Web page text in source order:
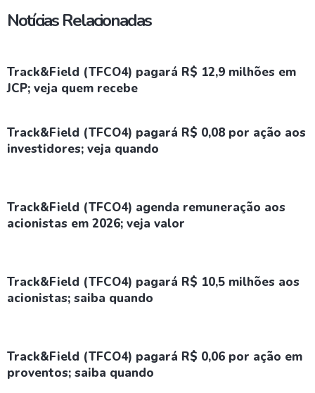
Notícias Relacionadas
Track&Field (TFCO4) pagará R$ 12,9 milhões em
JCP; veja quem recebe
Track&Field (TFCO4) pagará R$ 0,08 por ação aos
investidores; veja quando
Track&Field (TFCO4) agenda remuneração aos
acionistas em 2026; veja valor
Track&Field (TFCO4) pagará R$ 10,5 milhões aos
acionistas; saiba quando
Track&Field (TFCO4) pagará R$ 0,06 por ação em
proventos; saiba quando